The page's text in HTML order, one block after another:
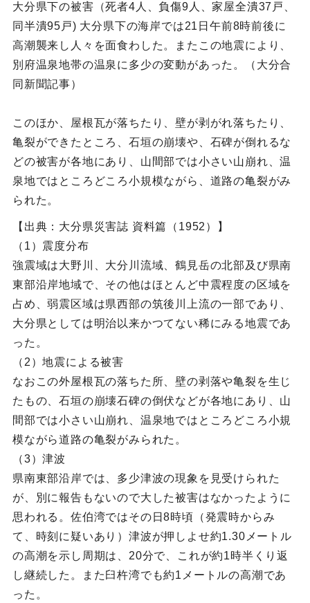
大分県下の被害（死者4人、負傷9人、家屋全潰37戸、
同半潰95戸) 大分県下の海岸では21日午前8時前後に
高潮襲来し人々を面食わした。またこの地震により、
別府温泉地帯の温泉に多少の変動があった。（大分合
同新聞記事）
このほか、屋根瓦が落ちたり、壁が剥がれ落ちたり、
亀裂ができたところ、石垣の崩壊や、石碑が倒れるな
どの被害が各地にあり、山間部では小さい山崩れ、温
泉地ではところどころ小規模ながら、道路の亀裂がみ
られた。
【出典：大分県災害誌 資料篇（1952）】
（1）震度分布
強震域は大野川、大分川流域、鶴見岳の北部及び県南
東部沿岸地域で、その他はほとんど中震程度の区域を
占め、弱震区域は県西部の筑後川上流の一部であり、
大分県としては明治以来かつてない稀にみる地震であ
った。
（2）地震による被害
なおこの外屋根瓦の落ちた所、壁の剥落や亀裂を生じ
たもの、石垣の崩壊石碑の倒伏などが各地にあり、山
間部では小さい山崩れ、温泉地ではところどころ小規
模ながら道路の亀裂がみられた。
（3）津波
県南東部沿岸では、多少津波の現象を見受けられた
が、別に報告もないので大した被害はなかったように
思われる。佐伯湾ではその日8時頃（発震時からみ
て、時刻に疑いあり）津波が押しよせ約1.30メートル
の高潮を示し周期は、20分で、これが約1時半くり返
し継続した。また臼杵湾でも約1メートルの高潮であ
った。